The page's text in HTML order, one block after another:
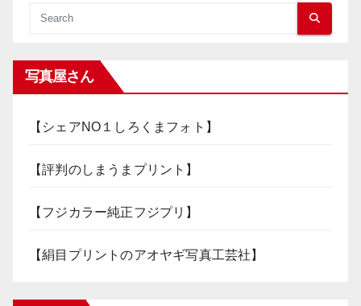
写真屋さん
【シェアNO１しろくまフォト】
【評判のしまうまプリント】
【フジカラー純正フジプリ】
【絹目プリントのアオヤギ写真工芸社】